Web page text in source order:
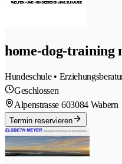
home-dog-training
Hundeschule •
Geschlossen
Alpenstrasse 603084 Wabern
Termin reservieren